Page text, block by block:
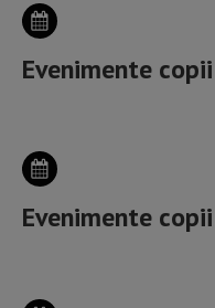
Evenimente
Evenimente